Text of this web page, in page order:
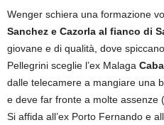
Wenger schiera una formazione
Sanchez e Cazorla al fianco di
giovane e di qualità, dove
Pellegrini sceglie l’ex Malaga
dalle telecamere a mangiare una
e deve far fronte a molte assenze
Si affida all’ex Porto Fernando e